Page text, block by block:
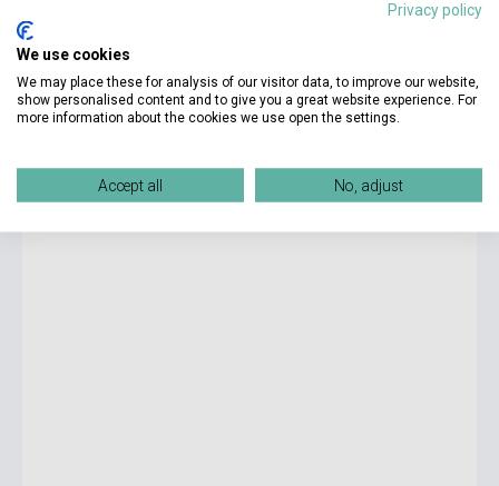
5 550 Ft
Készlet: 1-10 darab
Book 2)
Privacy policy
We use cookies
We may place these for analysis of our visitor data, to improve our website,
show personalised content and to give you a great website experience. For
more information about the cookies we use open the settings.
Accept all No, adjust